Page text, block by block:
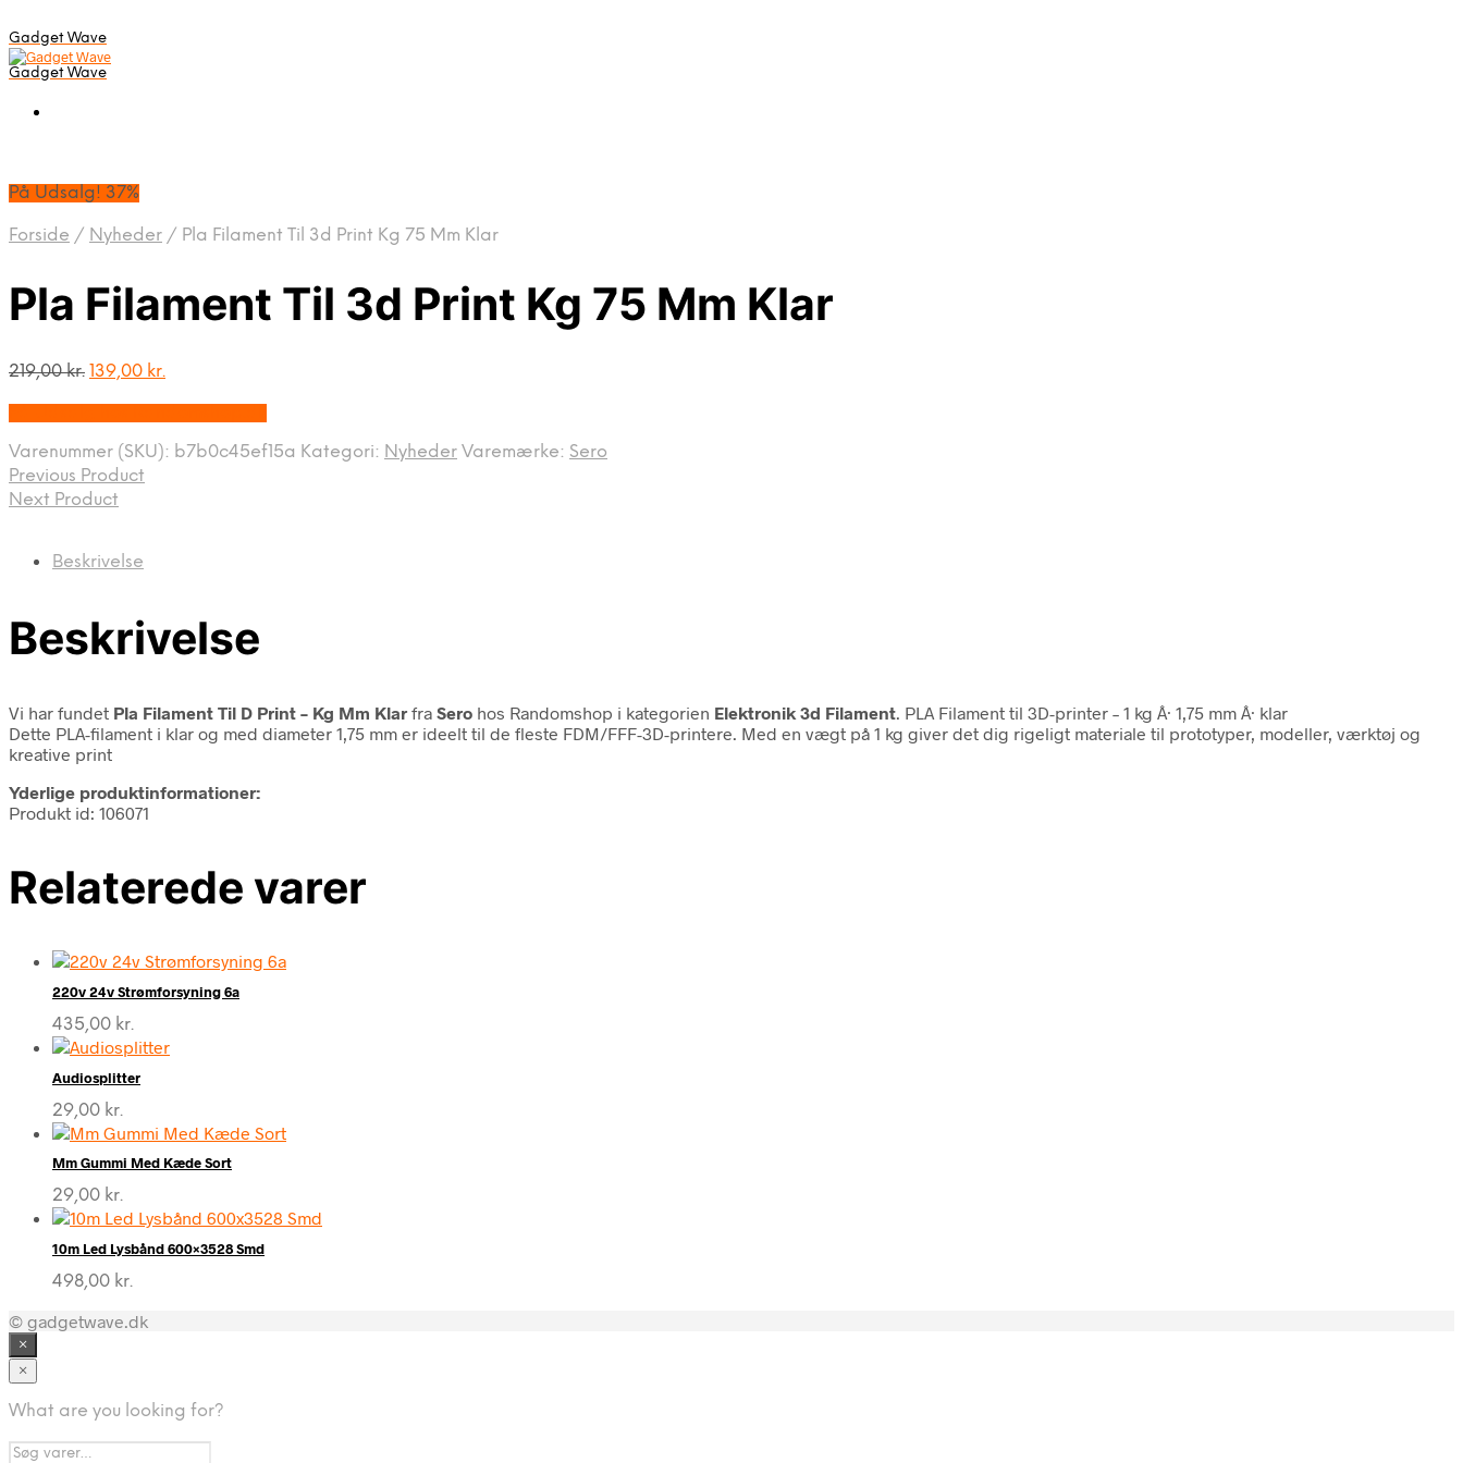
Gadget Wave
Gadget Wave
På Udsalg! 37%
Forside / Nyheder / Pla Filament Til 3d Print Kg 75 Mm Klar
Pla Filament Til 3d Print Kg 75 Mm Klar
219,00kr. Den
219,00 kr..
139,00 kr.
139,00 kr..
Varenummer (SKU): b7b0c45ef15a Kategori: Nyheder Varemærke: Sero
Previous Product
Next Product
Beskrivelse
Beskrivelse
Vi har fundet Pla Filament Til D Print – Kg Mm Klar fra Sero hos Randomshop i kategorien Elektronik 3d Filament . PLA Filament til 3D-printer – 1 kg Â· 1,75 mm Â· klar
Dette PLA-filament i klar og med diameter 1,75 mm er ideelt til de fleste FDM/FFF-3D-printere. Med en vægt på 1 kg giver det dig rigeligt materiale til prototyper, modeller, værktøj og
kreative print
Yderlige produktinformationer:
Produkt id: 106071
Relaterede varer
220v 24v Strømforsyning 6a
435,00 kr.
Audiosplitter
29,00 kr.
Mm Gummi Med Kæde Sort
29,00 kr.
10m Led Lysbånd 600×3528 Smd
498,00 kr.
© gadgetwave.dk
×
×
What are you looking for?